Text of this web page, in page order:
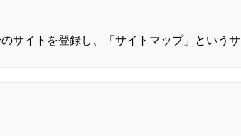
サイトを登録し、「サイトマップ」という